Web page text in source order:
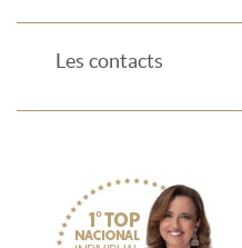
Les contacts